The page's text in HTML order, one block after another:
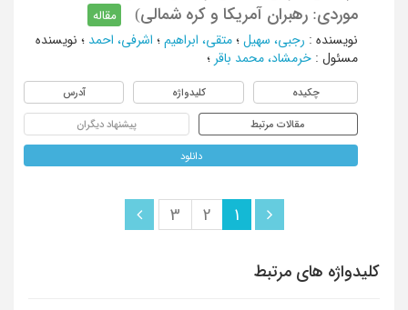
موردی: رهبران آمریکا و کره شمالی)
مقاله
نویسنده : رجبی، سهیل ؛ متقی، ابراهیم ؛ اشرفی، احمد ؛ نویسنده
مسئول : خرمشاد، محمد باقر ؛
چکیده کلیدواژه آدرس
مقالات مرتبط پیشنهاد دیگران
دانلود
1
2
3
کلیدواژه های مرتبط